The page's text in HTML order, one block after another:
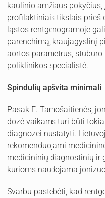
kaulinio amžiaus
profilaktiniais tikslais prieš
ląstos rentgenogramoje
parenchimą, kraujagyslinį
aortos parametrus, stuburo
poliklinikos specialistė.
Spindulių apšvita minimali
Pasak E. Tamošaitienės,
dozė vaikams turi būti
diagnozei nustatyti.
rekomenduojami
medicininių diagnostinių ir
kurioms naudojama
Svarbu pastebėti, kad